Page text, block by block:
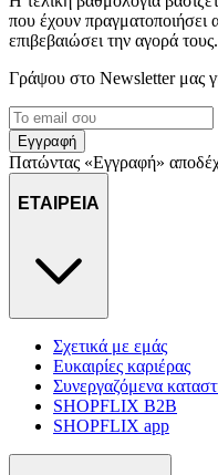
διαφημίσεων και
διαφημίσεις και
πληροφορίες σχετικά με
δικτύωσης, διαφημίσεων
που έχουν
επιβεβαιώσει την αγορά τους.
Γράψου στο Νewsletter μας
Εγγραφή
Πατώντας «Εγγραφή»
ΕΤΑΙΡΕΙΑ
Σχετικά με εμάς
Ευκαιρίες καριέρας
Συνεργαζόμενα
SHOPFLIX B2B
SHOPFLIX app